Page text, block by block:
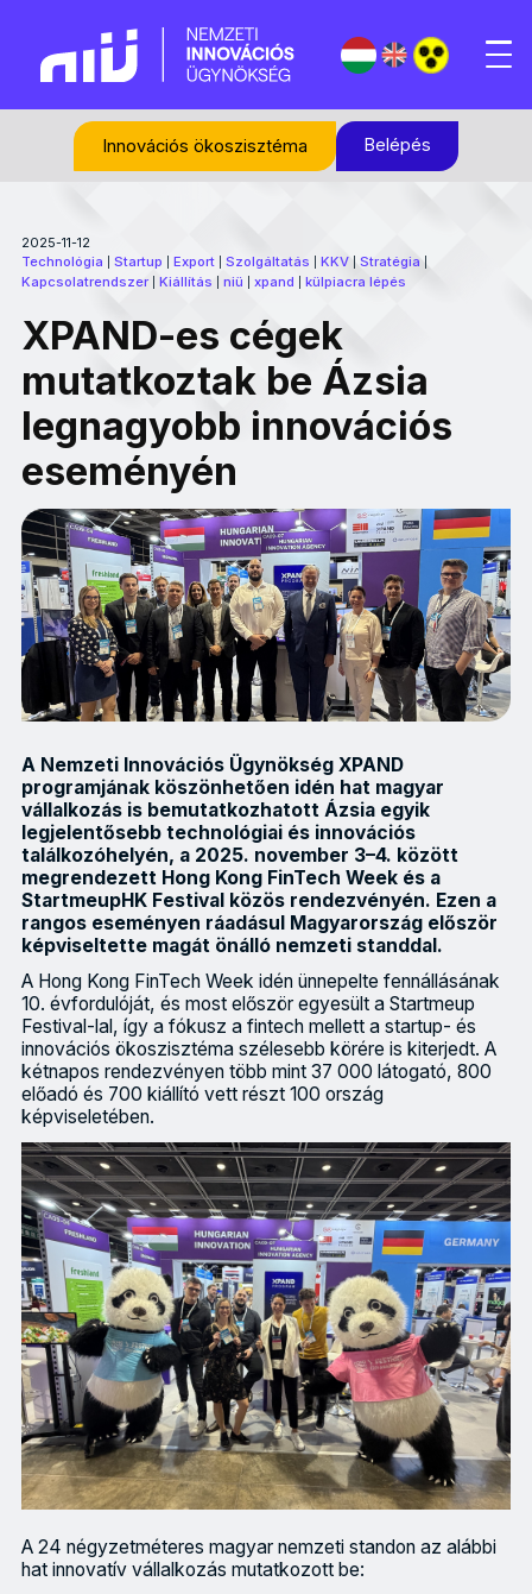
Innovációs ökoszisztéma Belépés
2025-11-12
Technológia Startup Export| Szolgáltatás KKV| Stratégia
Kapcsolatrendszer| Kiállítás niü xpand külpiacra lépés
XPAND-es cégek
mutatkoztak be Ázsia
legnagyobb innovációs
eseményén
A Nemzeti Innovációs Ügynökség XPAND
programjának köszönhetően idén hat magyar
vállalkozás is bemutatkozhatott Ázsia egyik
legjelentősebb technológiai és innovációs
találkozóhelyén, a 2025. november 3–4. között
megrendezett Hong Kong FinTech Week és a
StartmeupHK Festival közös rendezvényén. Ezen a
rangos eseményen ráadásul Magyarország először
képviseltette magát önálló nemzeti standdal.
A Hong Kong FinTech Week idén ünnepelte fennállásának
10. évfordulóját, és most először egyesült a Startmeup
Festival-lal, így a fókusz a fintech mellett a startup- és
innovációs ökoszisztéma szélesebb körére is kiterjedt. A
kétnapos rendezvényen több mint 37 000 látogató, 800
előadó és 700 kiállító vett részt 100 ország
képviseletében.
A 24 négyzetméteres magyar nemzeti standon az alábbi
hat innovatív vállalkozás mutatkozott be: